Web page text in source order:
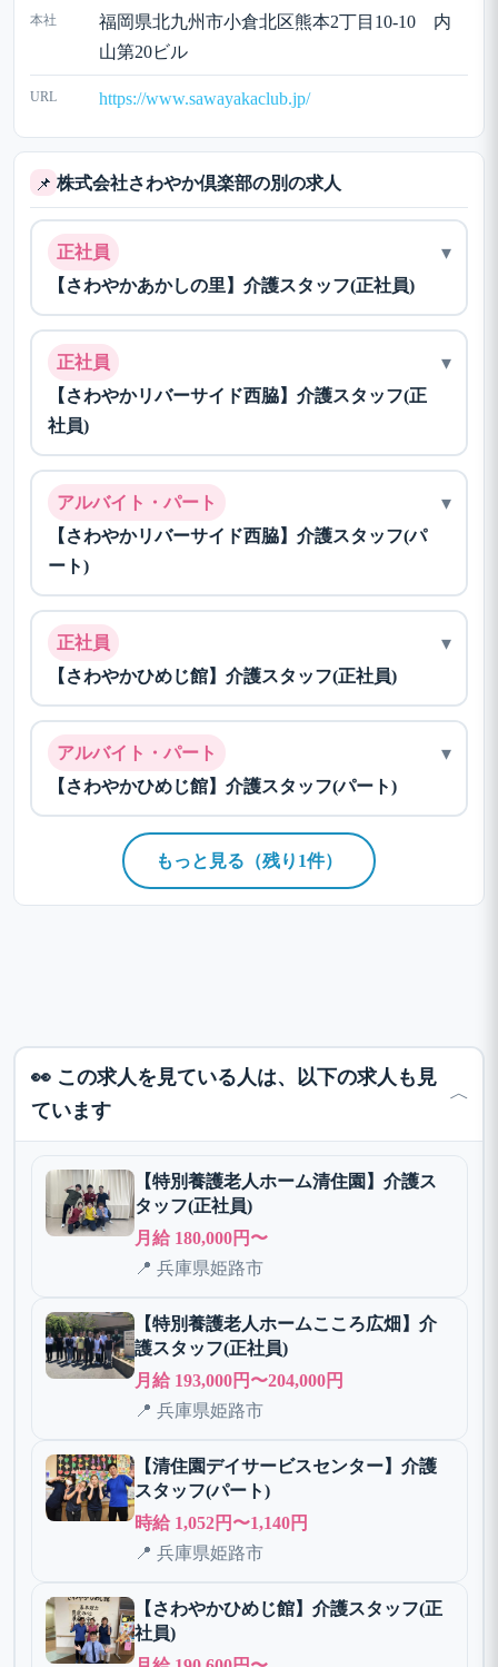
本社
福岡県北九州市小倉北区熊本2丁目10-10 内
山第20ビル
URL https://www.sawayakaclub.jp/
📌 株式会社さわやか倶楽部の別の求人
正社員
【さわやかあかしの里】介護スタッフ(正社員)
▾
正社員
【さわやかリバーサイド西脇】介護スタッフ(正
社員)
▾
アルバイト・パート
【さわやかリバーサイド西脇】介護スタッフ(パ
ート)
▾
正社員
【さわやかひめじ館】介護スタッフ(正社員)
▾
アルバイト・パート
【さわやかひめじ館】介護スタッフ(パート)
▾
もっと見る（残り1件）
👀 この求人を見ている人は、以下の求人も見
ています
﹀
【特別養護老人ホーム清住園】介護ス
タッフ(正社員)
月給 180,000円〜
📍 兵庫県姫路市
【特別養護老人ホームこころ広畑】介
護スタッフ(正社員)
月給 193,000円〜204,000円
📍 兵庫県姫路市
【清住園デイサービスセンター】介護
スタッフ(パート)
時給 1,052円〜1,140円
📍 兵庫県姫路市
【さわやかひめじ館】介護スタッフ(正
社員)